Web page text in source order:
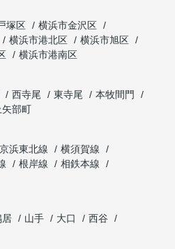
塚区
横浜市金沢区
横浜市港北区
横浜市旭区
横浜市港南区
西寺尾 東寺尾
本牧間門
矢部町
京浜東北線
横須賀線
根岸線
相鉄本線
居 山手 大口
西谷